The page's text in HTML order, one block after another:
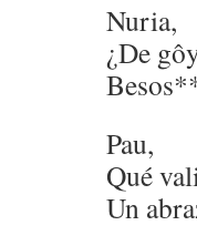
Nuria,
¿De
Pau,
Qué
Un